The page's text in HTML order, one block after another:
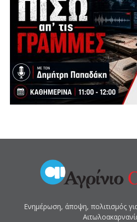
Ενημέρωση, άποψη, πολιτισμός